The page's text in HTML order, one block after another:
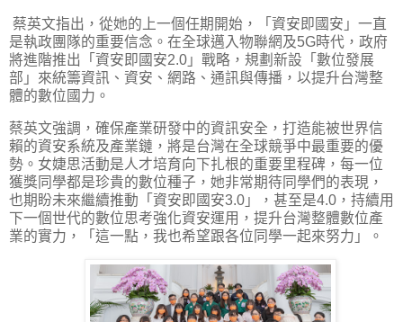
蔡英文指出，從她的上一個任期開始，「資安即國安」一直
是執政團隊的重要信念。在全球邁入物聯網及5G時代，政府
將進階推出「資安即國安2.0」戰略，規劃新設「數位發展
部」來統籌資訊、資安、網路、通訊與傳播，以提升台灣整
體的數位國力。
蔡英文強調，確保產業研發中的資訊安全，打造能被世界信
賴的資安系統及產業鏈，將是台灣在全球競爭中最重要的優
勢。女婕思活動是人才培育向下扎根的重要里程碑，每一位
獲獎同學都是珍貴的數位種子，她非常期待同學們的表現，
也期盼未來繼續推動「資安即國安3.0」，甚至是4.0，持續用
下一個世代的數位思考強化資安運用，提升台灣整體數位產
業的實力，「這一點，我也希望跟各位同學一起來努力」。